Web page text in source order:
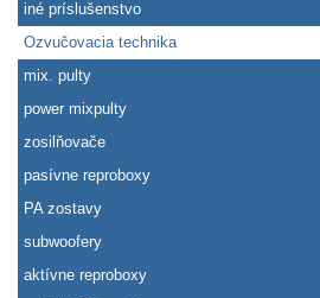
iné príslušenstvo
Ozvučovacia technika
mix. pulty
power mixpulty
zosilňovače
pasívne reproboxy
PA zostavy
subwoofery
aktívne reproboxy